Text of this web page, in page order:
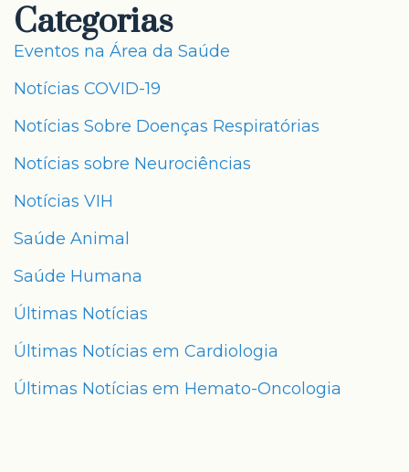
Categorias
Eventos na Área da Saúde
Notícias COVID-19
Notícias Sobre Doenças Respiratórias
Notícias sobre Neurociências
Notícias VIH
Saúde Animal
Saúde Humana
Últimas Notícias
Últimas Notícias em Cardiologia
Últimas Notícias em Hemato-Oncologia